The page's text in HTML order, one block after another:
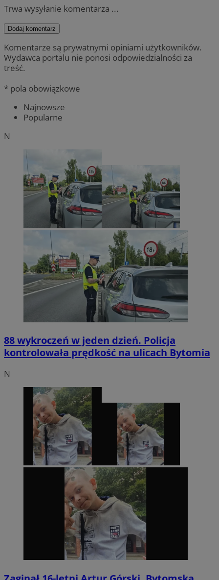
Trwa wysyłanie komentarza ...
Dodaj komentarz
Komentarze są prywatnymi opiniami użytkowników.
Wydawca portalu nie ponosi odpowiedzialności za
treść.
* pola obowiązkowe
Najnowsze
Popularne
N
88 wykroczeń w jeden dzień. Policja
kontrolowała prędkość na ulicach Bytomia
N